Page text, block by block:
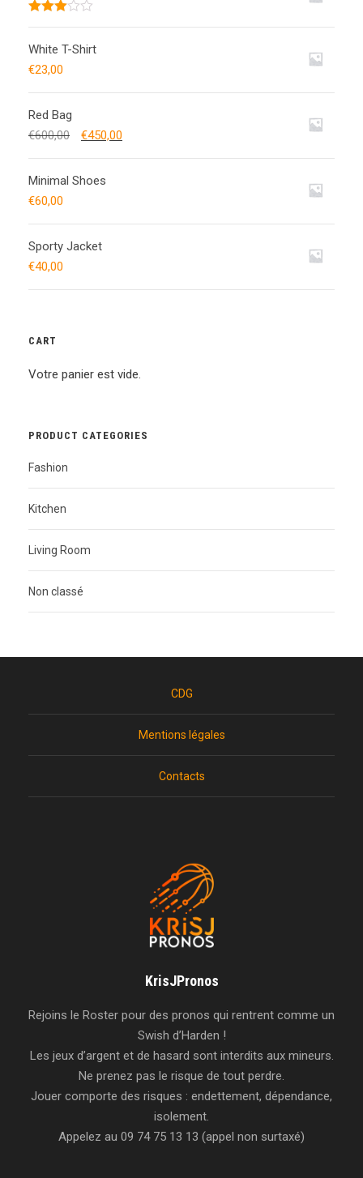
sur 5
White T-Shirt
€23,00
Red Bag
€600,00 €450,00
Minimal Shoes
€60,00
Sporty Jacket
€40,00
CART
Votre panier est vide.
PRODUCT CATEGORIES
Fashion
Kitchen
Living Room
Non classé
CDG
Mentions légales
Contacts
KrisJPronos
Rejoins le Roster pour des pronos qui rentrent comme un
Swish d’Harden !
Les jeux d’argent et de hasard sont interdits aux mineurs.
Ne prenez pas le risque de tout perdre.
Jouer comporte des risques : endettement, dépendance,
isolement.
Appelez au 09 74 75 13 13 (appel non surtaxé)